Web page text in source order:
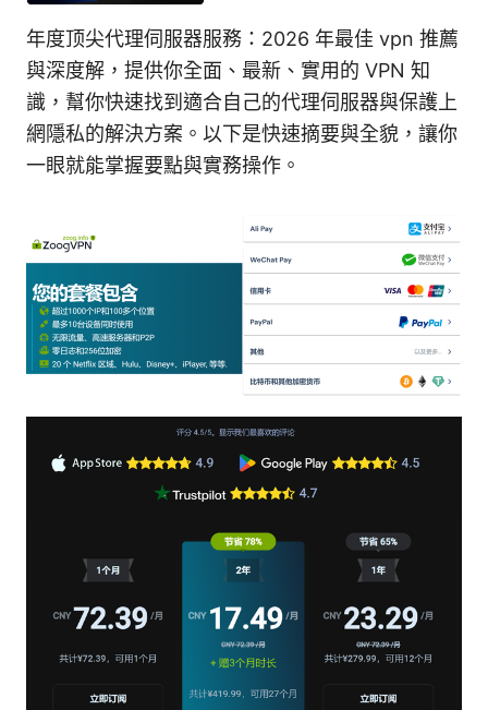
年度顶尖代理伺服器服務：2026 年最佳 vpn 推薦
與深度解，提供你全面、最新、實用的 VPN 知
識，幫你快速找到適合自己的代理伺服器與保護上
網隱私的解決方案。以下是快速摘要與全貌，讓你
一眼就能掌握要點與實務操作。